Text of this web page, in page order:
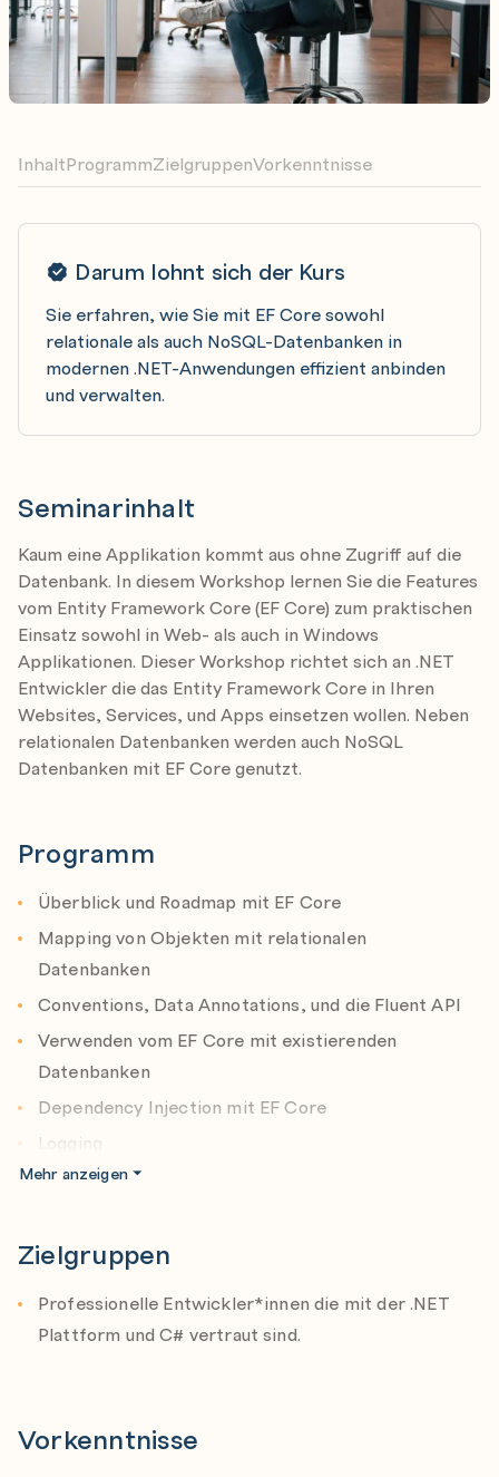
Darum lohnt sich der Kurs
Sie erfahren, wie Sie mit EF Core sowohl
relationale als auch NoSQL-Datenbanken in
modernen .NET-Anwendungen effizient anbinden
und verwalten.
Seminarinhalt
Kaum eine Applikation kommt aus ohne Zugriff auf die
Datenbank. In diesem Workshop lernen Sie die Features
vom Entity Framework Core (EF Core) zum praktischen
Einsatz sowohl in Web- als auch in Windows
Applikationen. Dieser Workshop richtet sich an .NET
Entwickler die das Entity Framework Core in Ihren
Websites, Services, und Apps einsetzen wollen. Neben
relationalen Datenbanken werden auch NoSQL
Datenbanken mit EF Core genutzt.
Programm
Überblick und Roadmap mit EF Core
Mapping von Objekten mit relationalen
Datenbanken
Conventions, Data Annotations, und die Fluent API
Verwenden vom EF Core mit existierenden
Datenbanken
Dependency Injection mit EF Core
Logging
Queries
Shadow Properties
Mehr anzeigen
Zielgruppen
Professionelle Entwickler*innen die mit der .NET
Plattform und C# vertraut sind.
Vorkenntnisse
InhaltProgrammZielgruppenVorkenntnisse